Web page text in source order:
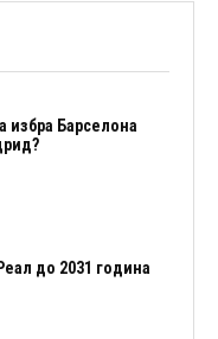
избра Барселона
до 2031 година